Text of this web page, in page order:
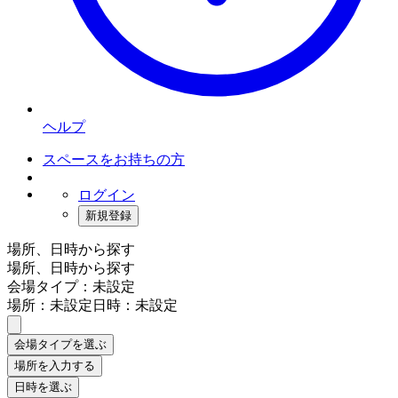
ヘルプ
スペースをお持ちの方
ログイン
新規登録
場所、日時から探す
場所、日時から探す
会場タイプ：未設定
場所：未設定日時：未設定
会場タイプを選ぶ
場所を入力する
日時を選ぶ